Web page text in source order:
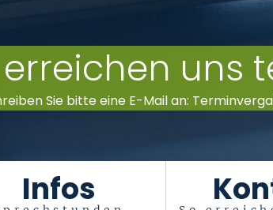
erreichen uns
Sie bitte eine E-Mail an:
Infos